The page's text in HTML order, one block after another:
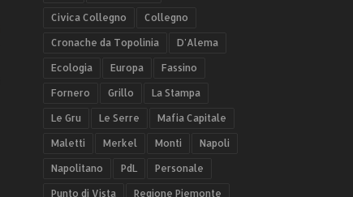
Civica Collegno Collegno
Cronache da Topolinia D'Alema
Ecologia Europa Fassino
Fornero Grillo La Stampa
Le Gru Le Serre Mafia Capitale
Maletti Merkel Monti Napoli
Napolitano PdL Personale
Punto di Vista Regione Piemonte